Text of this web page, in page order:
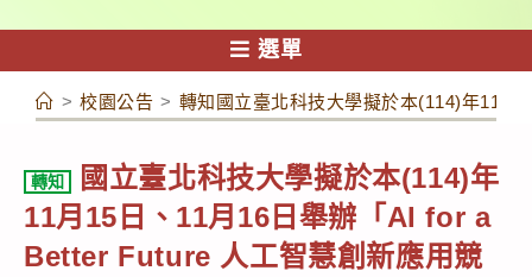
容
選單
> 校園公告 > 轉知國立臺北科技大學擬於本(114)年11月
轉知
國立臺北科技大學擬於本(114)年
11月15日、11月16日舉辦「AI for a
Better Future 人工智慧創新應用競